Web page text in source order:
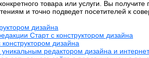
товара или услуги. Вы
и точно подведет посетителей к
дизайна
Старт с конструктором дизайна
дизайна
уникальным редактором дизайна и